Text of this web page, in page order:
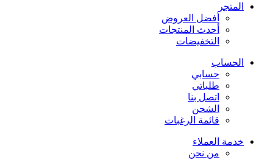
المتجر
أفضل العروض
أحدث المنتجات
التخفيضات
الحساب
حسابي
طلباتي
اتصل بنا
الشحن
قائمة الرغبات
خدمة العملاء
من نحن